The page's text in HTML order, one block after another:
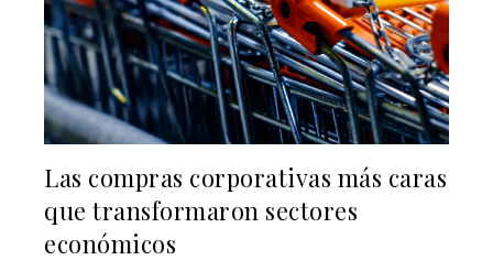
Las compras corporativas más caras
que transformaron sectores
económicos